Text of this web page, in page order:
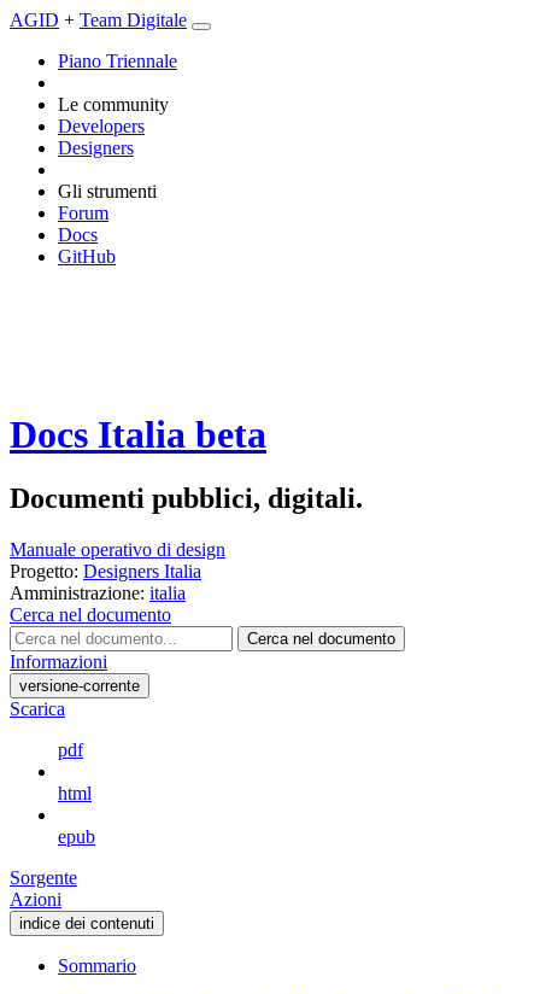
AGID + Team Digitale
Piano Triennale
Le community
Developers
Designers
Gli strumenti
Forum
Docs
GitHub
Docs Italia beta
Documenti pubblici, digitali.
Manuale operativo di design
Progetto: Designers Italia
Amministrazione: italia
Cerca nel documento
Cerca nel documento
Informazioni
versione-corrente
Scarica
pdf
html
epub
Sorgente
Azioni
indice dei contenuti
Sommario